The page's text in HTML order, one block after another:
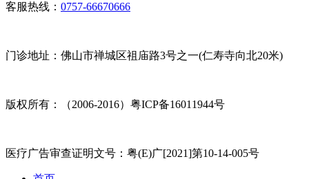
客服热线： 0757-66670666
门诊地址：佛山市禅城区祖庙路3号之一(仁寿寺向北20米)
版权所有：（2006-2016）粤ICP备16011944号
医疗广告审查证明文号：粤(E)广[2021]第10-14-005号